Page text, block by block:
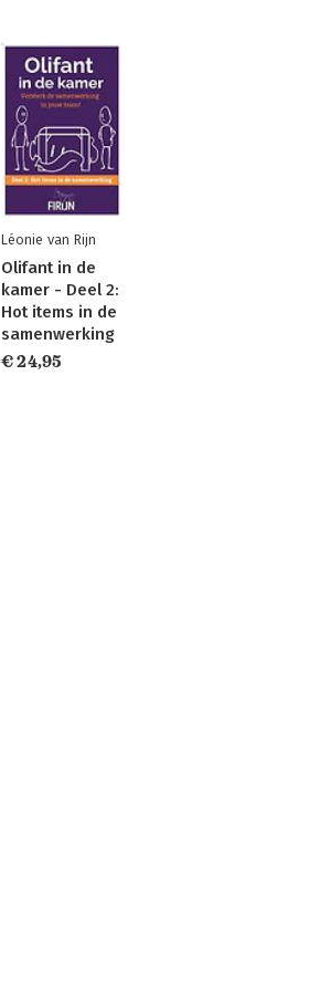
Léonie van Rijn
Olifant in de
kamer - Deel 2:
Hot items in de
samenwerking
€ 24,95